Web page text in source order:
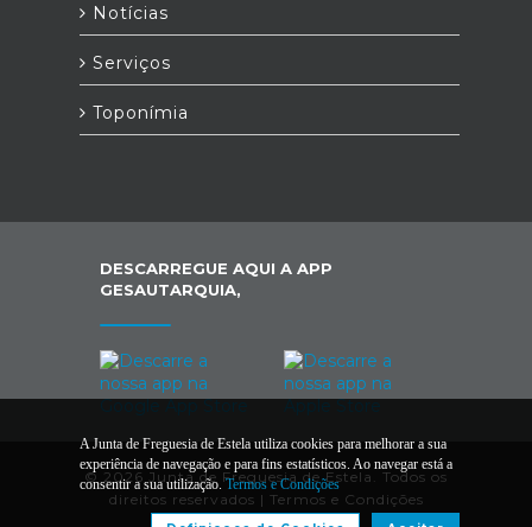
Notícias
Serviços
Toponímia
DESCARREGUE AQUI A APP
GESAUTARQUIA,
© 2026 Junta de Freguesia de Estela. Todos os
direitos reservados | Termos e Condições
A Junta de Freguesia de Estela utiliza cookies para melhorar a sua
experiência de navegação e para fins estatísticos. Ao navegar está a
consentir a sua utilização.Termos e Condições